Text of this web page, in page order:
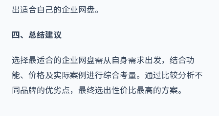
出适合自己的企业网盘。
四、总结建议
选择最适合的企业网盘需从自身需求出发，结合功
能、价格及实际案例进行综合考量。通过比较分析不
同品牌的优劣点，最终选出性价比最高的方案。